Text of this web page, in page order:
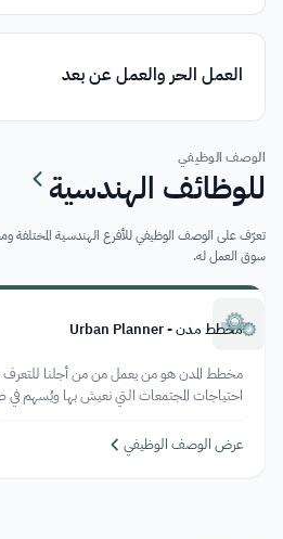
العمل الحر والعمل عن بعد
الوصف الوظيفي
للوظائف الهندسية
تعرّف على الوصف الوظيفي للأفرع الهندسية المختلفة
سوق العمل له.
مخطط مدن - Urban Planner
مخطط المدن هو من يعمل من من أجلنا
احتياجات المجتمعات التي نعيش بها ويُسهم في
من جودة المرافق التي نستخدمها مثل المدارس
عرض الوصف الوظيفي